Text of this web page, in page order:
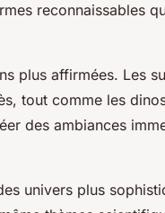
reconnaissables
plus affirmées. Les
tout comme les
des ambiances
univers plus